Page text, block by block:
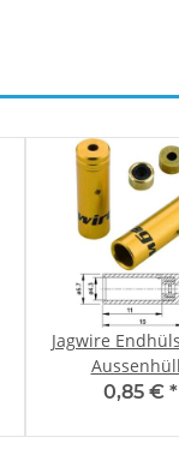
Jagwire
Schalthülle
0,85 € *